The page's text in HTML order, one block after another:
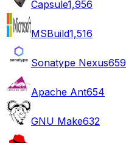
Capsule1,956
MSBuild1,516
Sonatype Nexus659
Apache Ant654
GNU Make632